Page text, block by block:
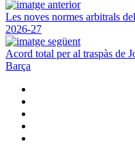
Les noves normes arbitrals
2026-27
Acord total per al traspàs de
Barça